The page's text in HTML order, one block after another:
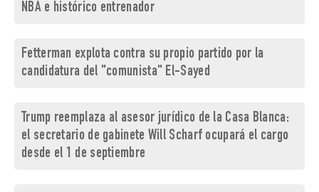
NBA e histórico entrenador
Fetterman explota contra su propio partido por la
candidatura del "comunista" El-Sayed
Trump reemplaza al asesor jurídico de la Casa Blanca:
el secretario de gabinete Will Scharf ocupará el cargo
desde el 1 de septiembre